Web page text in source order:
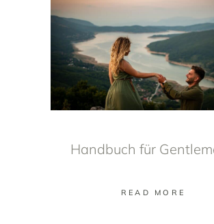
Handbuch für
READ MORE